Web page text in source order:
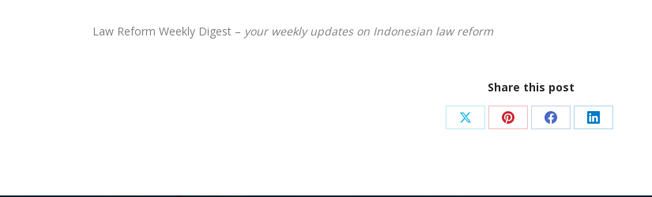
Law Reform Weekly Digest – your weekly updates on Indonesian law reform
Share this post
Share Share Share Share